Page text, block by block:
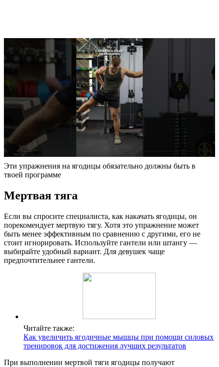
Эти упражнения на ягодицы обязательно должны быть в
твоей программе
Мертвая тяга
Если вы спросите специалиста, как накачать ягодицы, он
порекомендует мертвую тягу. Хотя это упражнение может
быть менее эффективным по сравнению с другими, его не
стоит игнорировать. Используйте гантели или штангу —
выбирайте удобный вариант. Для девушек чаще
предпочтительнее гантели.
Читайте также:
Как увеличить ягодичные мышцы при помощи силовых
тренировок для достижения лучших результатов
При выполнении мертвой тяги ягодицы получают